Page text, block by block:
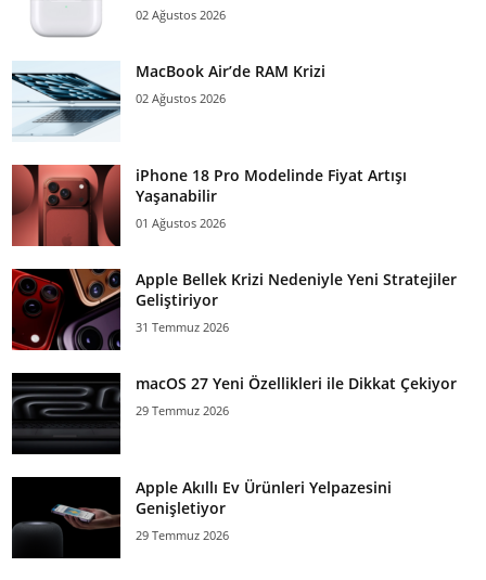
02 Ağustos 2026
MacBook Air’de RAM Krizi
02 Ağustos 2026
iPhone 18 Pro Modelinde Fiyat Artışı
Yaşanabilir
01 Ağustos 2026
Apple Bellek Krizi Nedeniyle Yeni Stratejiler
Geliştiriyor
31 Temmuz 2026
macOS 27 Yeni Özellikleri ile Dikkat Çekiyor
29 Temmuz 2026
Apple Akıllı Ev Ürünleri Yelpazesini
Genişletiyor
29 Temmuz 2026